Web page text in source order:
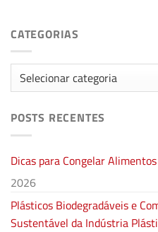
CATEGORIAS
Categorias
POSTS RECENTES
Dicas para Congelar
2026
Plásticos Biodegradáveis e
Sustentável da Indústria